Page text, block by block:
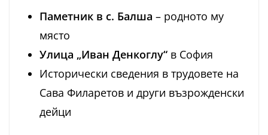
Паметник в с. Балша – родното му
място
Улица „Иван Денкоглу“ в София
Исторически сведения в трудовете на
Сава Филаретов и други възрожденски
дейци